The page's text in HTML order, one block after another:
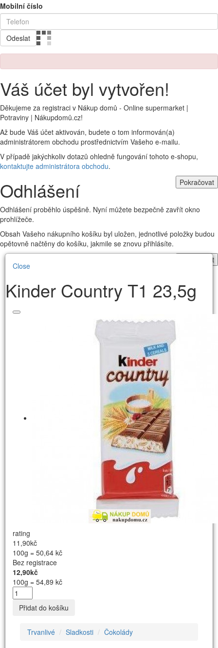
Mobilní číslo
Odeslat
Váš účet byl vytvořen!
Děkujeme za registraci v Nákup domů - Online supermarket |
Potraviny | Nákupdomů.cz!
Až bude Váš účet aktivován, budete o tom informován(a)
administrátorem obchodu prostřednictvím Vašeho e-mailu.
V případě jakýchkoliv dotazů ohledně fungování tohoto e-shopu,
kontaktujte administrátora obchodu.
Pokračovat
Odhlášení
Odhlášení proběhlo úspěšně. Nyní můžete bezpečně zavřít okno
prohlížeče.
Obsah Vašeho nákupního košíku byl uložen, jednotlivé položky budou
opětovně načtěny do košíku, jakmile se znovu přihlásíte.
Pokračovat
Close
Kinder Country T1 23,5g
rating
11,90kč
100g = 50,64 kč
Bez registrace
12,90kč
100g = 54,89 kč
Přidat do košíku
Trvanlivé Sladkosti Čokolády